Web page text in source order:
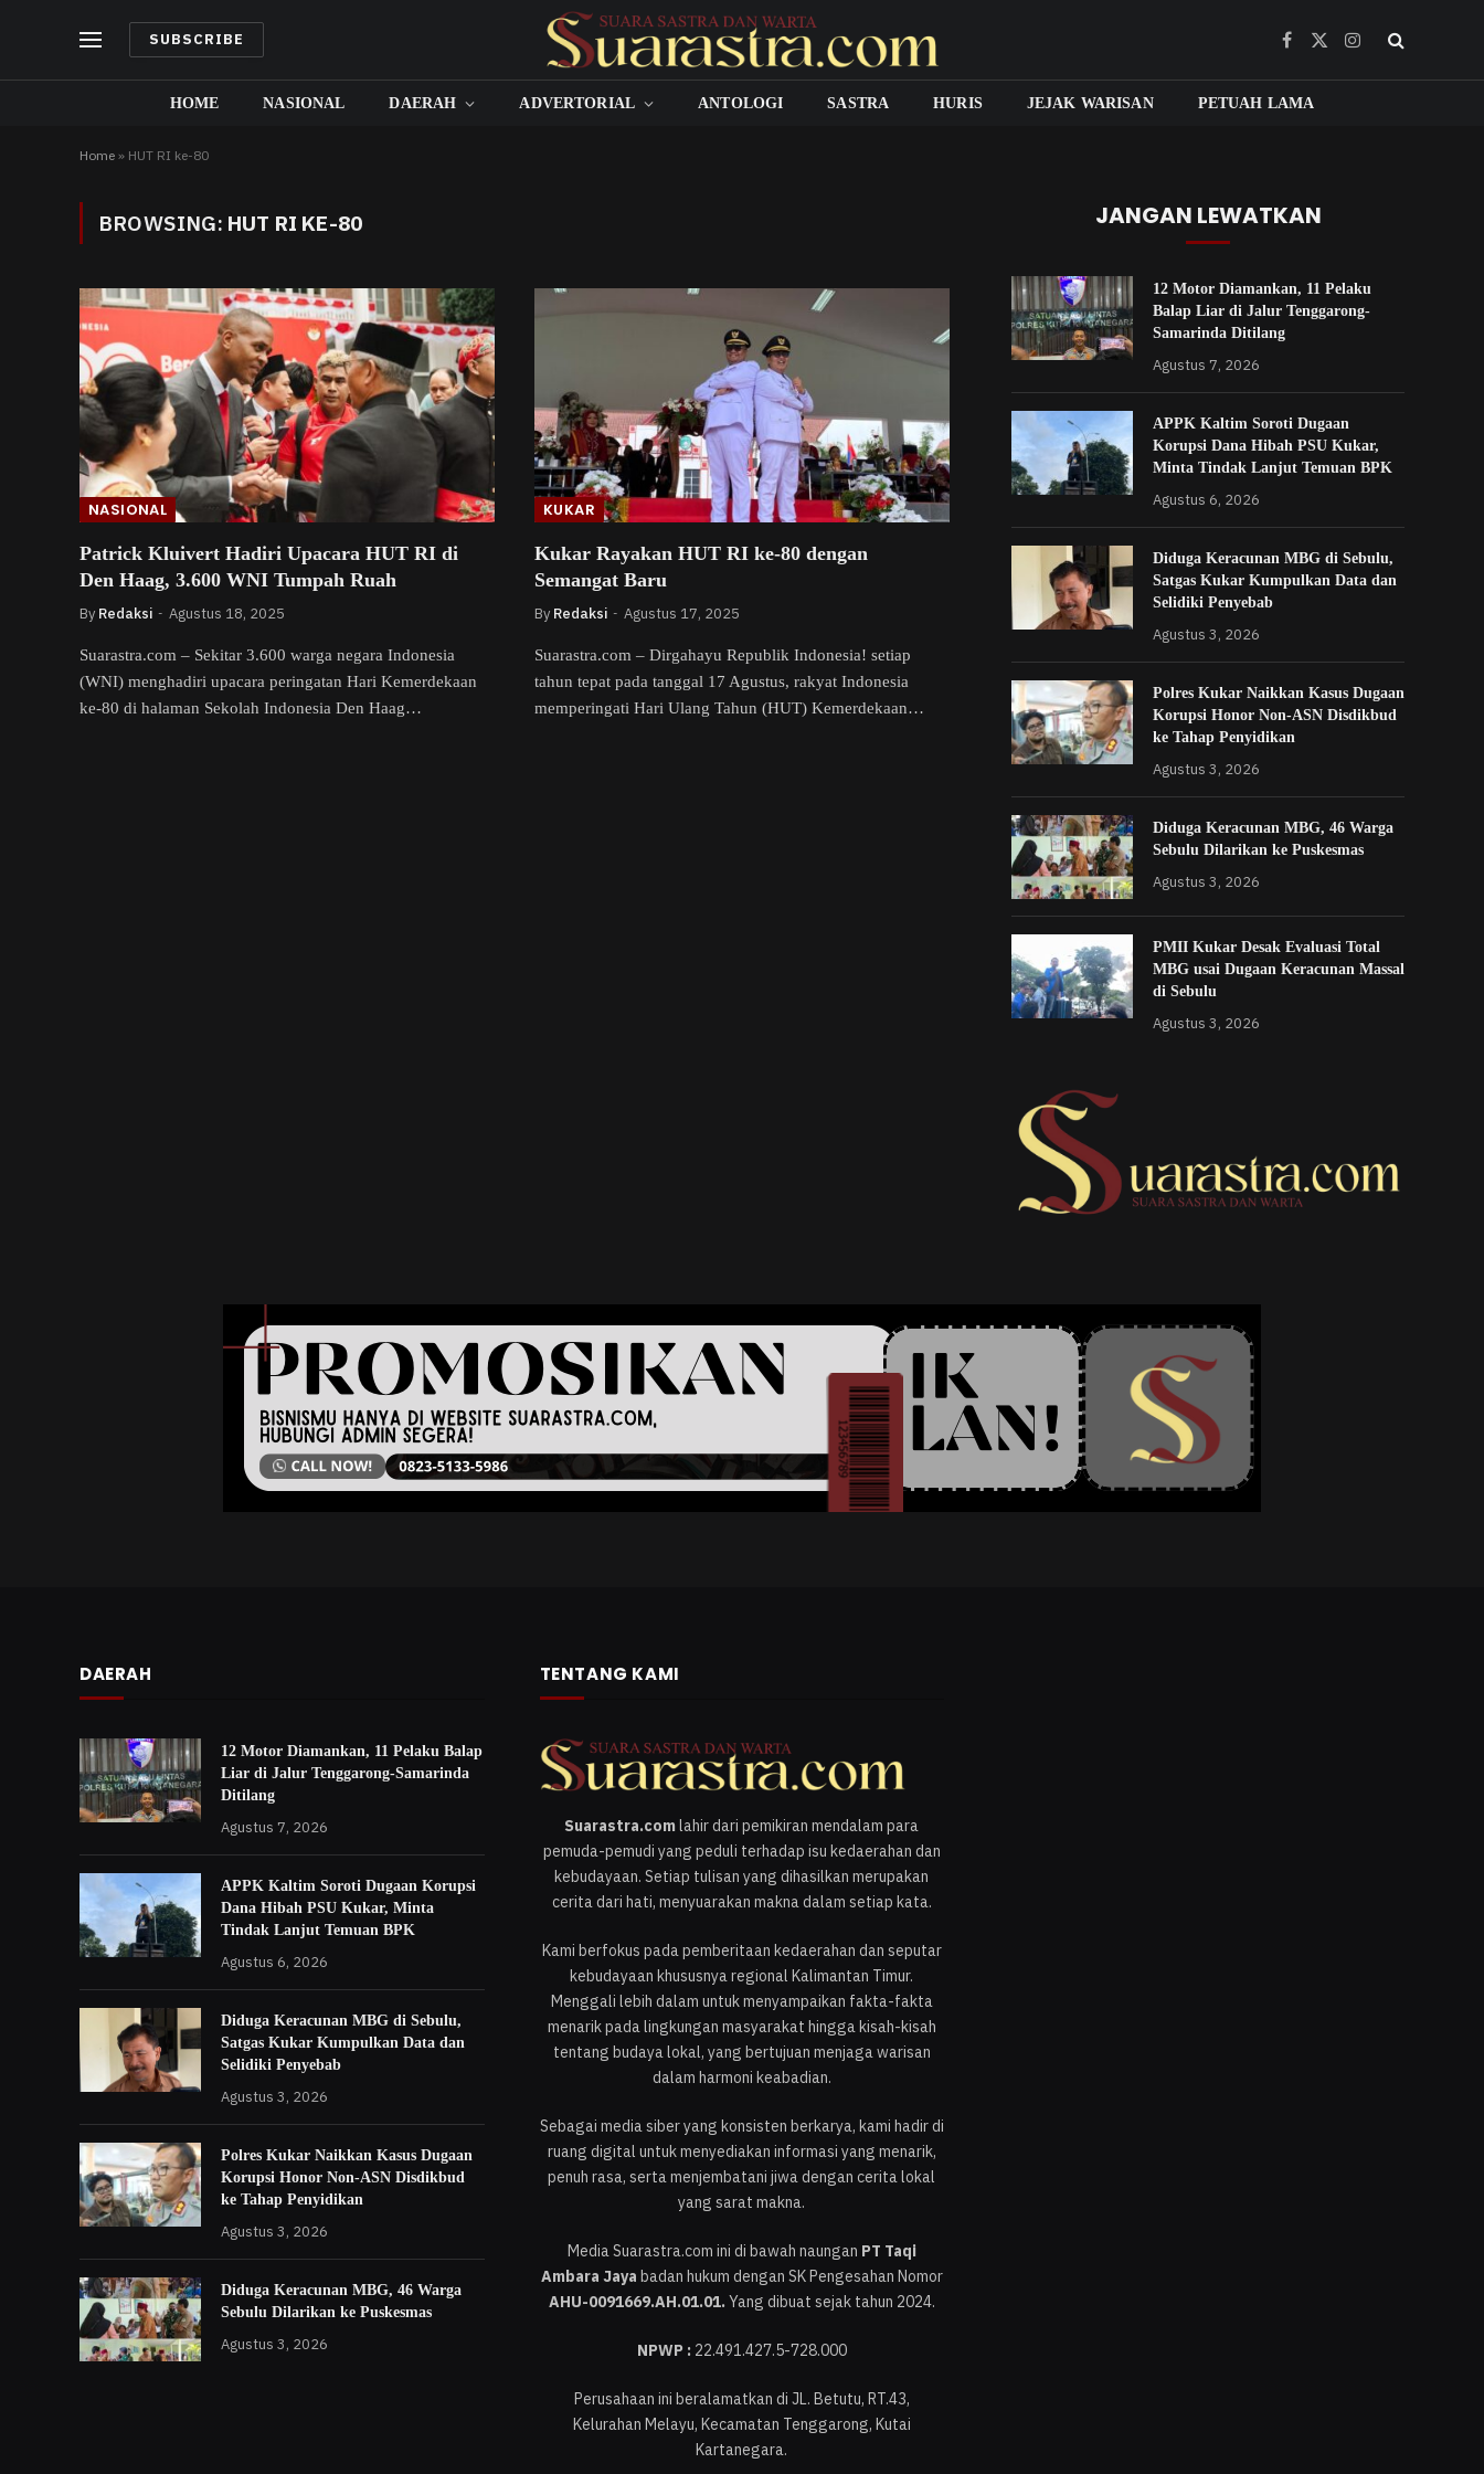
SUBSCRIBE Facebook
X
Instagram
HOME NASIONAL DAERAH ADVERTORIAL ANTOLOGI SASTRA HURIS JEJAK WARISAN PETUAH LAMA
Home » HUT RI ke-80
BROWSING: HUT RI KE-80
NASIONAL
Patrick Kluivert Hadiri Upacara HUT RI di
Den Haag, 3.600 WNI Tumpah Ruah
By Redaksi Agustus 18, 2025
Suarastra.com – Sekitar 3.600 warga negara Indonesia
(WNI) menghadiri upacara peringatan Hari Kemerdekaan
ke-80 di halaman Sekolah Indonesia Den Haag…
KUKAR
Kukar Rayakan HUT RI ke-80 dengan
Semangat Baru
By Redaksi Agustus 17, 2025
Suarastra.com – Dirgahayu Republik Indonesia! setiap
tahun tepat pada tanggal 17 Agustus, rakyat Indonesia
memperingati Hari Ulang Tahun (HUT) Kemerdekaan…
JANGAN LEWATKAN
12 Motor Diamankan, 11 Pelaku
Balap Liar di Jalur Tenggarong-
Samarinda Ditilang
Agustus 7, 2026
APPK Kaltim Soroti Dugaan
Korupsi Dana Hibah PSU Kukar,
Minta Tindak Lanjut Temuan BPK
Agustus 6, 2026
Diduga Keracunan MBG di Sebulu,
Satgas Kukar Kumpulkan Data dan
Selidiki Penyebab
Agustus 3, 2026
Polres Kukar Naikkan Kasus Dugaan
Korupsi Honor Non-ASN Disdikbud
ke Tahap Penyidikan
Agustus 3, 2026
Diduga Keracunan MBG, 46 Warga
Sebulu Dilarikan ke Puskesmas
Agustus 3, 2026
PMII Kukar Desak Evaluasi Total
MBG usai Dugaan Keracunan Massal
di Sebulu
Agustus 3, 2026
DAERAH
12 Motor Diamankan, 11 Pelaku Balap
Liar di Jalur Tenggarong-Samarinda
Ditilang
Agustus 7, 2026
APPK Kaltim Soroti Dugaan Korupsi
Dana Hibah PSU Kukar, Minta
Tindak Lanjut Temuan BPK
Agustus 6, 2026
Diduga Keracunan MBG di Sebulu,
Satgas Kukar Kumpulkan Data dan
Selidiki Penyebab
Agustus 3, 2026
Polres Kukar Naikkan Kasus Dugaan
Korupsi Honor Non-ASN Disdikbud
ke Tahap Penyidikan
Agustus 3, 2026
Diduga Keracunan MBG, 46 Warga
Sebulu Dilarikan ke Puskesmas
Agustus 3, 2026
TENTANG KAMI
Suarastra.comlahir dari pemikiran mendalam para
pemuda-pemudi yang peduli terhadap isu kedaerahan dan
kebudayaan. Setiap tulisan yang dihasilkan merupakan
cerita dari hati, menyuarakan makna dalam setiap kata.
Kami berfokus pada pemberitaan kedaerahan dan seputar
kebudayaan khususnya regional Kalimantan Timur.
Menggali lebih dalam untuk menyampaikan fakta-fakta
menarik pada lingkungan masyarakat hingga kisah-kisah
tentang budaya lokal, yang bertujuan menjaga warisan
dalam harmoni keabadian.
Sebagai media siber yang konsisten berkarya, kami hadir di
ruang digital untuk menyediakan informasi yang menarik,
penuh rasa, serta menjembatani jiwa dengan cerita lokal
yang sarat makna.
Media Suarastra.com ini di bawah naungan PT Taqi
Ambara Jaya badan hukum dengan SK Pengesahan Nomor
AHU-0091669.AH.01.01.Yang dibuat sejak tahun 2024.
NPWP :22.491.427.5-728.000
Perusahaan ini beralamatkan di JL. Betutu, RT.43,
Kelurahan Melayu, Kecamatan Tenggarong, Kutai
Kartanegara.